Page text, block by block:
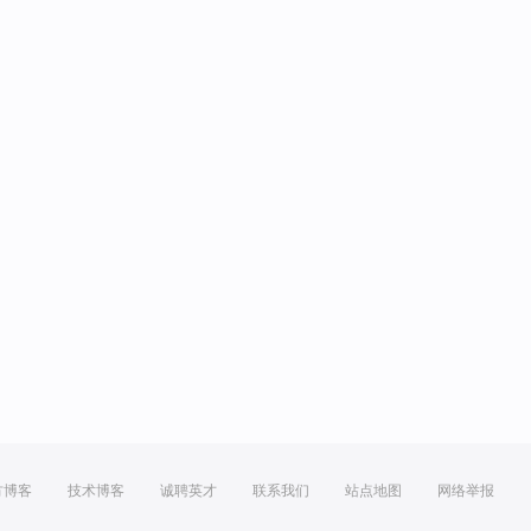
博客 技术博客 诚聘英才 联系我们 站点地图 网络举报